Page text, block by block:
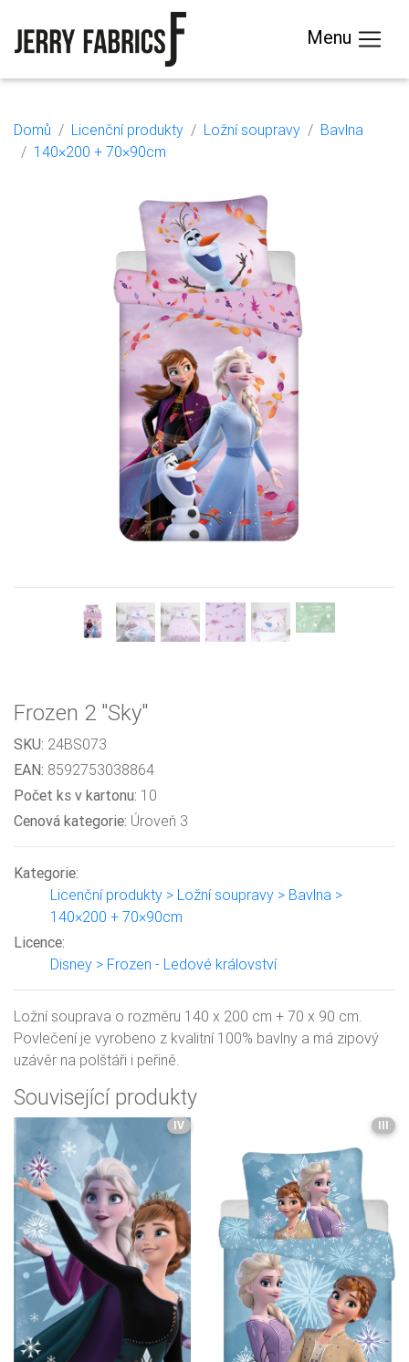
Menu
Domů Licenční produkty Ložní soupravy
Bavlna
140×200 + 70×90cm
Frozen 2 "Sky"
SKU: 24BS073
EAN: 8592753038864
Počet ks v kartonu: 10
Cenová kategorie: Úroveň 3
Kategorie:
Licenční produkty > Ložní soupravy > Bavlna >
140×200 + 70×90cm
Licence:
Disney > Frozen - Ledové království
Ložní souprava o rozměru 140 x 200 cm + 70 x 90 cm.
Povlečení je vyrobeno z kvalitní 100% bavlny a má zipový
uzávěr na polštáři i peřině.
Související produkty
IV III